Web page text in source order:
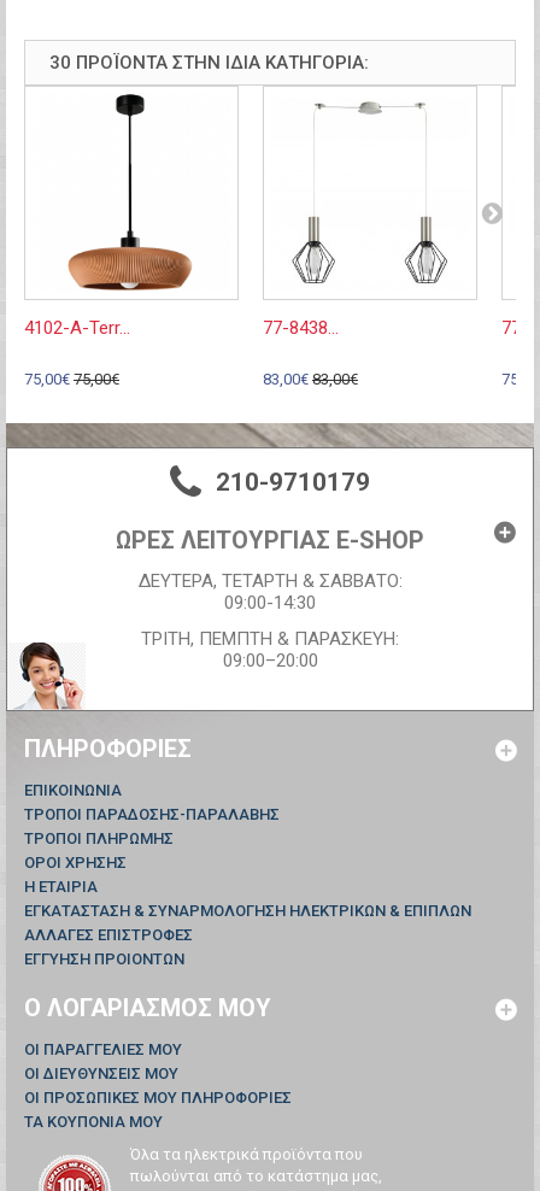
30 ΠΡΟΪΌΝΤΑ ΣΤΗΝ ΊΔΙΑ ΚΑΤΗΓΟΡΊΑ:
4102-A-Terr...
75,00€ 75,00€
77-8438...
83,00€ 83,00€
77-
210-9710179
ΩΡΕΣ ΛΕΙΤΟΥΡΓΙΑΣ E-SHOP
ΔΕΥΤΕΡΑ, ΤΕΤΑΡΤΗ & ΣΑΒΒΑΤΟ:
09:00-14:30
ΤΡΙΤΗ, ΠΕΜΠΤΗ & ΠΑΡΑΣΚΕΥΗ:
09:00–20:00
ΠΛΗΡΟΦΟΡΊΕΣ
ΕΠΙΚΟΙΝΩΝΊΑ
ΤΡΟΠΟΙ ΠΑΡΑΔΟΣΗΣ-ΠΑΡΑΛΑΒΗΣ
ΤΡΟΠΟΙ ΠΛΗΡΩΜΗΣ
ΟΡΟΙ ΧΡΗΣΗΣ
Η ΕΤΑΙΡΙΑ
ΕΓΚΑΤΑΣΤΑΣΗ & ΣΥΝΑΡΜΟΛΟΓΗΣΗ ΗΛΕΚΤΡΙΚΩΝ & ΕΠΙΠΛΩΝ
ΑΛΛΑΓΕΣ ΕΠΙΣΤΡΟΦΕΣ
ΕΓΓΥΗΣΗ ΠΡΟΙΟΝΤΩΝ
Ο ΛΟΓΑΡΙΑΣΜΌΣ ΜΟΥ
ΟΙ ΠΑΡΑΓΓΕΛΊΕΣ ΜΟΥ
ΟΙ ΔΙΕΥΘΎΝΣΕΙΣ ΜΟΥ
ΟΙ ΠΡΟΣΩΠΙΚΈΣ ΜΟΥ ΠΛΗΡΟΦΟΡΊΕΣ
ΤΑ ΚΟΥΠΌΝΙΑ ΜΟΥ
Όλα τα ηλεκτρικά προϊόντα που
πωλούνται από το κατάστημα μας,